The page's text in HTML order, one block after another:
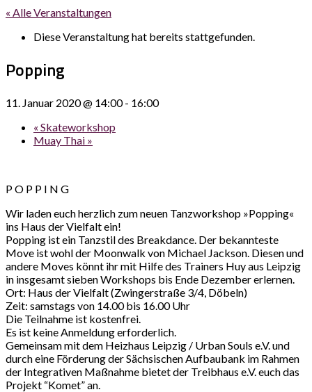
« Alle Veranstaltungen
Diese Veranstaltung hat bereits stattgefunden.
Popping
11. Januar 2020 @ 14:00- 16:00
« Skateworkshop
Muay Thai »
P O P P I N G
Wir laden euch herzlich zum neuen Tanzworkshop »Popping«
ins Haus der Vielfalt ein!
Popping ist ein Tanzstil des Breakdance. Der bekannteste
Move ist wohl der Moonwalk von Michael Jackson. Diesen und
andere Moves könnt ihr mit Hilfe des Trainers Huy aus Leipzig
in insgesamt sieben Workshops bis Ende Dezember erlernen.
Ort: Haus der Vielfalt (Zwingerstraße 3/4, Döbeln)
Zeit: samstags von 14.00 bis 16.00 Uhr
Die Teilnahme ist kostenfrei.
Es ist keine Anmeldung erforderlich.
Gemeinsam mit dem Heizhaus Leipzig / Urban Souls e.V. und
durch eine Förderung der Sächsischen Aufbaubank im Rahmen
der Integrativen Maßnahme bietet der Treibhaus e.V. euch das
Projekt “Komet” an.